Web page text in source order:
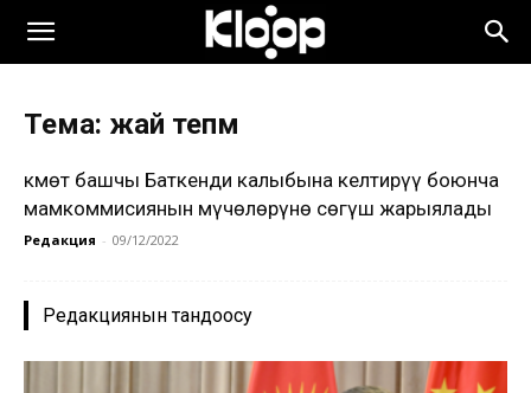
Тема: жай тепм
Өкмөт башчы Баткенди калыбына келтирүү боюнча
мамкоммисиянын мүчөлөрүнө сөгүш жарыялады
Редакция - 09/12/2022
Редакциянын тандоосу